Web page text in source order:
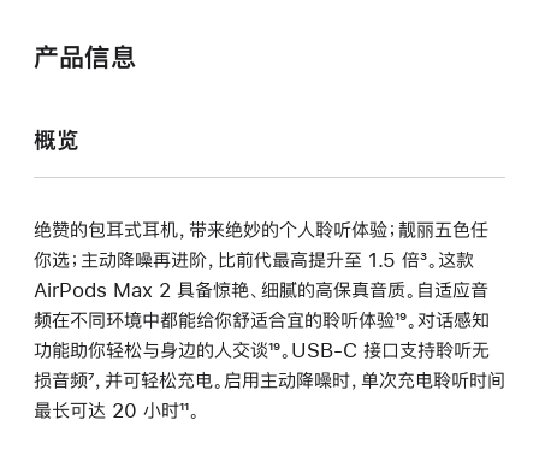
产品信息
概览
绝赞的包耳式耳机，带来绝妙的个人聆听体验；靓丽五色任
你选；主动降噪再进阶，比前代最高提升至 1.5 倍脚
注
³。这款
AirPods Max 2 具备惊艳、细腻的高保真音质。自适应音
频在不同环境中都能给你舒适合宜的聆听体验脚
注
¹⁹。对话感知
功能助你轻松与身边的人交谈脚
注
¹⁹。USB-C 接口支持聆听无
损音频脚
注
⁷，并可轻松充电。启用主动降噪时，单次充电聆听时间
最长可达 20 小时脚
¹¹。